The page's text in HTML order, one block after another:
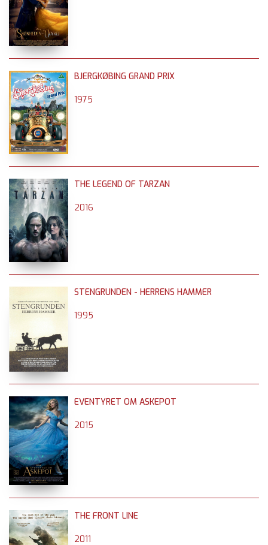
BJERGKØBING GRAND PRIX
1975
THE LEGEND OF TARZAN
2016
STENGRUNDEN - HERRENS HAMMER
1995
EVENTYRET OM ASKEPOT
2015
THE FRONT LINE
2011